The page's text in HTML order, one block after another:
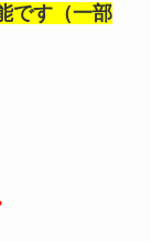
です（一部